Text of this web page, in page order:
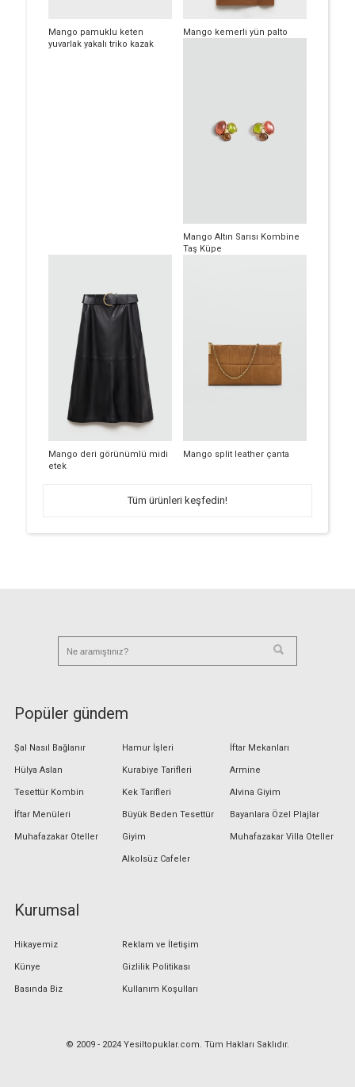
Mango pamuklu keten
yuvarlak yakalı triko kazak
Mango kemerli yün palto
Mango Altın Sarısı Kombine
Taş Küpe
Mango deri görünümlü midi
etek
Mango split leather çanta
Tüm ürünleri keşfedin!
Popüler gündem
Şal Nasıl Bağlanır
Hülya Aslan
Tesettür Kombin
İftar Menüleri
Muhafazakar Oteller
Hamur İşleri
Kurabiye Tarifleri
Kek Tarifleri
Büyük Beden Tesettür
Giyim
Alkolsüz Cafeler
İftar Mekanları
Armine
Alvina Giyim
Bayanlara Özel Plajlar
Muhafazakar Villa Oteller
Kurumsal
Hikayemiz
Künye
Basında Biz
Reklam ve İletişim
Gizlilik Politikası
Kullanım Koşulları
© 2009 - 2024 Yesiltopuklar.com. Tüm Hakları Saklıdır.